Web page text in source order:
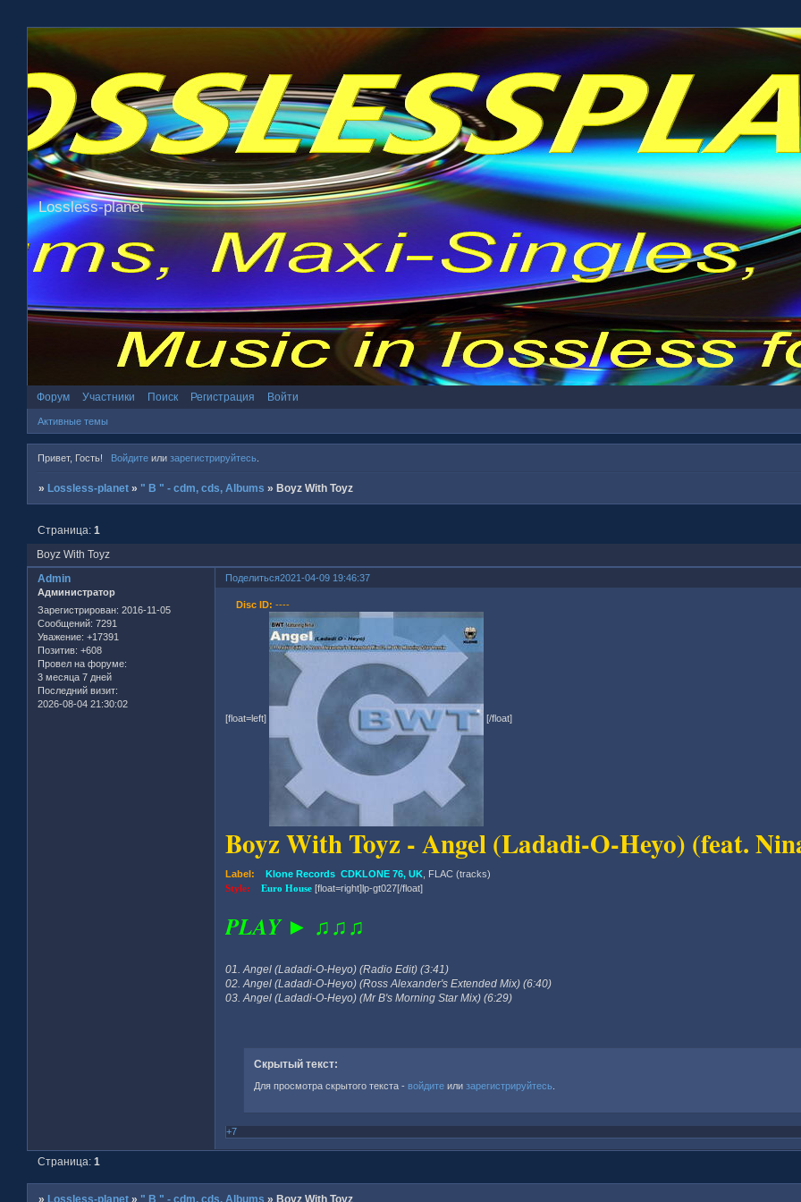
Lossless-planet
Форум Участники Поиск Регистрация Войти
Активные темы
Привет, Гость! Войдитеили зарегистрируйтесь.
» Lossless-planet » " B " - cdm, cds, Albums » Boyz With Toyz
Boyz With Toyz
Страница:1
Поделиться2021-04-09 19:46:37
Admin
Администратор
Зарегистрирован: 2016-11-05
Сообщений: 7291
Уважение: +17391
Позитив: +608
Провел на форуме:
3 месяца 7 дней
Последний визит:
2026-08-04 21:30:02
Disc ID: ----
[float=left] [/float]
Boyz With Toyz - Angel (Ladadi-O-Heyo) (feat.
Label: Klone Records CDKLONE 76, UK , FLAC (tracks)
Style:Euro House[float=right]lp-gt027[/float]
PLAY ► ♫♫♫
01. Angel (Ladadi-O-Heyo) (Radio Edit) (3:41)
02. Angel (Ladadi-O-Heyo) (Ross Alexander's Extended Mix) (6:40)
03. Angel (Ladadi-O-Heyo) (Mr B's Morning Star Mix) (6:29)
Скрытый текст:
Для просмотра скрытого текста - войдитеили зарегистрируйтесь
+7
Страница:1
»Lossless-planet » " B " - cdm, cds, Albums »Boyz With Toyz